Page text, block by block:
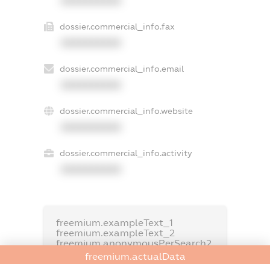
dossier.commercial_info.fax
dossier.commercial_info.email
dossier.commercial_info.website
dossier.commercial_info.activity
freemium.exampleText_1
freemium.exampleText_2
freemium.anonymousPerSearch2
freemium.actualData